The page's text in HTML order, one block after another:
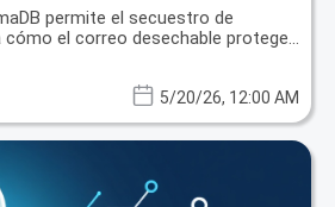
permite el secuestro de
cómo el correo desechable protege
5/20/26, 12:00 AM